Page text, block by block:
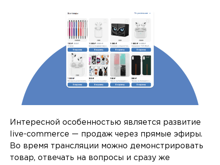
Интересной особенностью является развитие
live-commerce — продаж через прямые эфиры.
Во время трансляции можно демонстрировать
товар, отвечать на вопросы и сразу же